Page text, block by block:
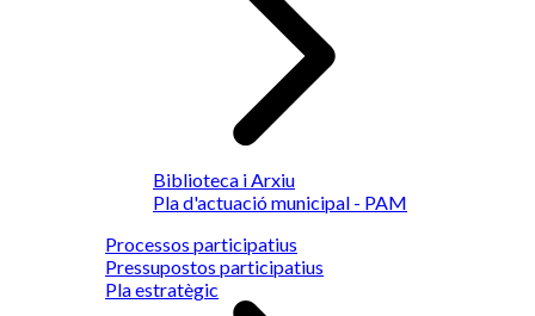
Biblioteca i Arxiu
Pla d'actuació municipal - PAM
Processos participatius
Pressupostos participatius
Pla estratègic